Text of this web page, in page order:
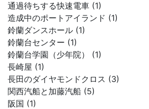
通過待ちする快速電車 (1)
造成中のポートアイランド (1)
鈴蘭ダンスホール (1)
鈴蘭台センター (1)
鈴蘭台学園（少年院） (1)
長崎屋 (1)
長田のダイヤモンドクロス (3)
関西汽船と加藤汽船 (5)
阪国 (1)